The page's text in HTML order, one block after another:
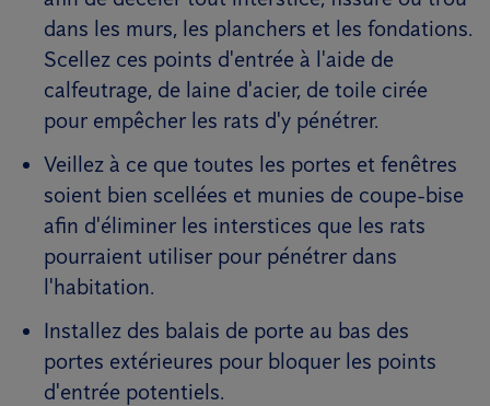
dans les murs, les planchers et les fondations.
Scellez ces points d'entrée à l'aide de
calfeutrage, de laine d'acier, de toile cirée
pour empêcher les rats d'y pénétrer.
Veillez à ce que toutes les portes et fenêtres
soient bien scellées et munies de coupe-bise
afin d'éliminer les interstices que les rats
pourraient utiliser pour pénétrer dans
l'habitation.
Installez des balais de porte au bas des
portes extérieures pour bloquer les points
d'entrée potentiels.